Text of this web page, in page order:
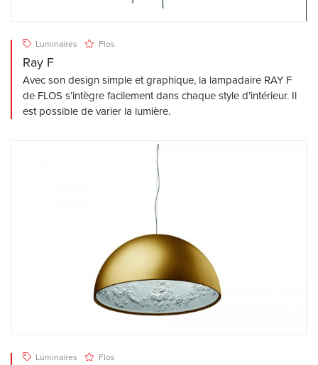
Luminaires Flos
Ray F
Avec son design simple et graphique, la lampadaire RAY F
de FLOS s’intègre facilement dans chaque style d’intérieur. Il
est possible de varier la lumière.
Luminaires Flos